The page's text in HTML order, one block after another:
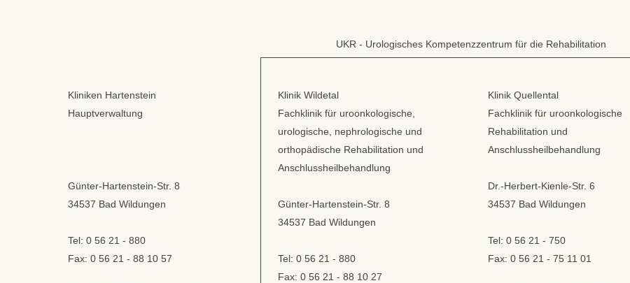
Kliniken Hartenstein
Hauptverwaltung
Günter-Hartenstein-Str. 8
34537 Bad Wildungen
Tel: 0 56 21 - 880
Fax: 0 56 21 - 88 10 57
Klinik Wildetal
Fachklinik für uroonkologische,
urologische, nephrologische und
orthopädische Rehabilitation und
Anschlussheilbehandlung
Günter-Hartenstein-Str. 8
34537 Bad Wildungen
Tel: 0 56 21 - 880
Fax: 0 56 21 - 88 10 27
Klinik Quellental
Fachklinik für uroonkologische
Rehabilitation und
Anschlussheilbehandlung
Dr.-Herbert-Kienle-Str. 6
34537 Bad Wildungen
Tel: 0 56 21 - 750
Fax: 0 56 21 - 75 11 01
UKR - Urologisches Kompetenzzentrum für die Rehabilitation